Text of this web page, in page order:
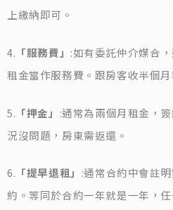
上繳納即可。
4. 「服務費」 :如有委託仲介媒合
租金當作服務費。跟房客收半個
5. 「押金」 :通常為兩個月租金，
況沒問題，房東需返還。
6. 「提早退租」 :通常合約中會註
約。等同於合約一年就是一年，